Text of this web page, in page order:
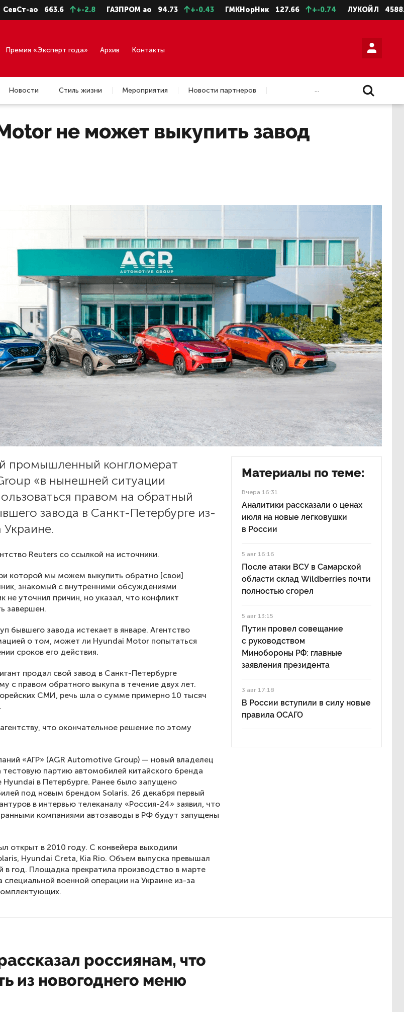
663.6 +-2.8 ГАЗПРОМ ао 94.73 +-0.43 ГМКНорНик 127.66 +-0.74 ЛУКОЙЛ 4588.5 +-
Премия «Эксперт года» Архив Контакты
Новости Стиль жизни Мероприятия
Новости партнеров
...
не может выкупить завод
промышленный конгломерат
«в нынешней ситуации
правом на обратный
завода в Санкт-Петербурге из-
Украине.
Reuters со ссылкой на источники.
которой мы можем выкупить обратно [свои]
знакомый с внутренними обсуждениями
не уточнил причин, но указал, что конфликт
завершен.
бывшего завода истекает в январе. Агентство
о том, может ли Hyundai Motor попытаться
сроков его действия.
продал свой завод в Санкт-Петербурге
с правом обратного выкупа в течение двух лет.
СМИ, речь шла о сумме примерно 10 тысяч
что окончательное решение по этому
«АГР» (AGR Automotive Group) — новый владелец
партию автомобилей китайского бренда
в Петербурге. Ранее было запущено
под новым брендом Solaris. 26 декабря первый
в интервью телеканалу «Россия-24» заявил, что
компаниями автозаводы в РФ будут запущены
открыт в 2010 году. С конвейера выходили
Hyundai Creta, Kia Rio. Объем выпуска превышал
в год. Площадка прекратила производство в марте
специальной военной операции на Украине из-за
Материалы по теме:
Вчера 16:31
Аналитики рассказали о ценах
июля на новые легковушки
в России
5 авг 16:16
После атаки ВСУ в Самарской
области склад Wildberries почти
полностью сгорел
5 авг 13:15
Путин провел совещание
с руководством
Минобороны РФ: главные
заявления президента
3 авг 17:18
В России вступили в силу новые
правила ОСАГО
россиянам, что
из новогоднего меню